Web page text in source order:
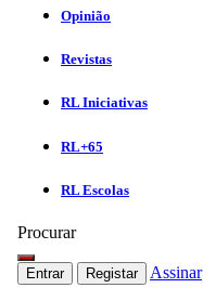
Opinião
Revistas
RL Iniciativas
RL+65
RL Escolas
Procurar
Entrar Registar Assinar